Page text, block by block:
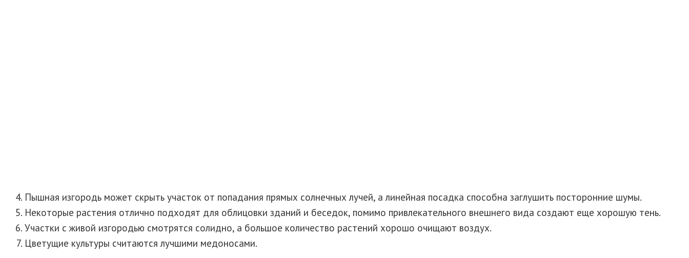
Пышная изгородь может скрыть участок от попадания прямых солнечных лучей, а линейная посадка способна заглушить посторонние шумы.
Некоторые растения отлично подходят для облицовки зданий и беседок, помимо привлекательного внешнего вида создают еще хорошую тень.
Участки с живой изгородью смотрятся солидно, а большое количество растений хорошо очищают воздух.
Цветущие культуры считаются лучшими медоносами.